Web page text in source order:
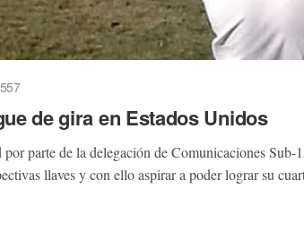
de gira en Estados Unidos
parte de la delegación de Comunicaciones Sub-
llaves y con ello aspirar a poder lograr su